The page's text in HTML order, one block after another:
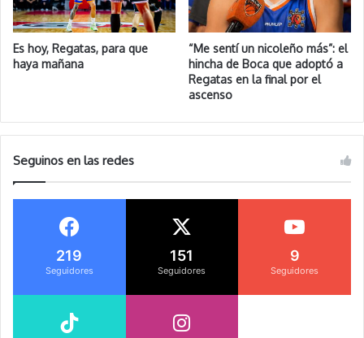
Es hoy, Regatas, para que
haya mañana
“Me sentí un nicoleño más”: el
hincha de Boca que adoptó a
Regatas en la final por el
ascenso
Seguinos en las redes
219
Seguidores
151
Seguidores
9
Seguidores